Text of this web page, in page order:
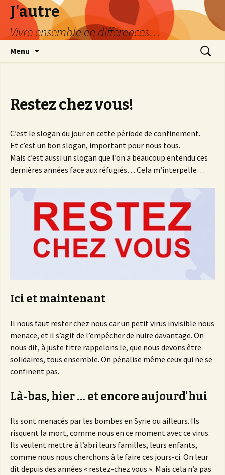
J'autre
Vivre ensemble en différences…
Menu
Restez chez vous!
C’est le slogan du jour en cette période de confinement.
Et c’est un bon slogan, important pour nous tous.
Mais c’est aussi un slogan que l’on a beaucoup entendu ces
dernières années face aux réfugiés… Cela m’interpelle…
Ici et maintenant
Il nous faut rester chez nous car un petit virus invisible nous
menace, et il s’agit de l’empêcher de nuire davantage. On
nous dit, à juste titre rappelons le, que nous devons être
solidaires, tous ensemble. On pénalise même ceux qui ne se
confinent pas.
Là-bas, hier … et encore aujourd’hui
Ils sont menacés par les bombes en Syrie ou ailleurs. Ils
risquent la mort, comme nous en ce moment avec ce virus.
Ils veulent mettre à l’abri leurs familles, leurs enfants,
comme nous nous cherchons à le faire ces jours-ci. On leur
dit depuis des années « restez-chez vous ». Mais cela n’a pas